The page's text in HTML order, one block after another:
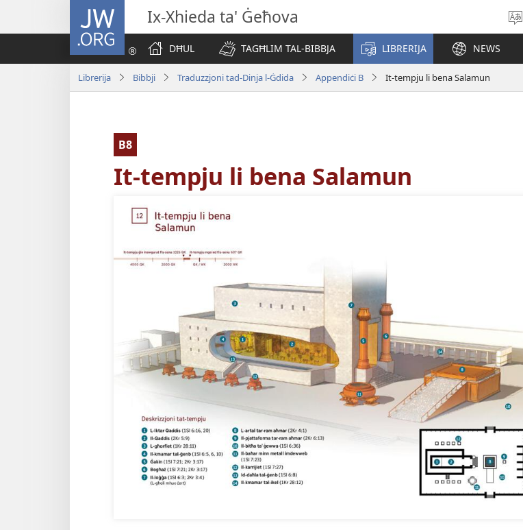
JW.ORG Ix-Xhieda ta' Ġeħova
DĦUL
TAGĦLIM TAL-BIBBJA LIBRERIJA NEWS
Librerija Bibbji Traduzzjoni tad-Dinja l-Ġdida Appendiċi B It-tempju li bena Salamun
B8
It-tempju li bena Salamun